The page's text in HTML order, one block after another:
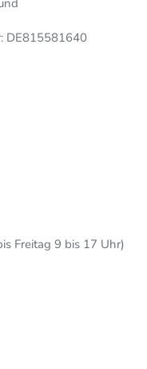
DE815581640
Freitag 9 bis 17 Uhr)